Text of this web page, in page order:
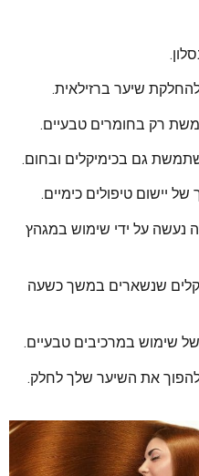
שיער ברזילאית.
רק בחומרים טבעיים.
גם בכימיקלים ובחום.
יישום טיפולים כימיים.
נעשה על ידי שימוש במגהץ
שנשארים במשך כשעה
שימוש במרכיבים טבעיים.
להפוך את השיער שלך לחלק.